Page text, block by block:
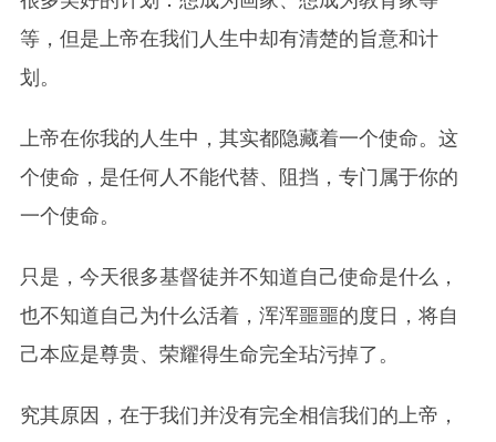
等，但是上帝在我们人生中却有清楚的旨意和计
划。
上帝在你我的人生中，其实都隐藏着一个使命。这
个使命，是任何人不能代替、阻挡，专门属于你的
一个使命。
只是，今天很多基督徒并不知道自己使命是什么，
也不知道自己为什么活着，浑浑噩噩的度日，将自
己本应是尊贵、荣耀得生命完全玷污掉了。
究其原因，在于我们并没有完全相信我们的上帝，